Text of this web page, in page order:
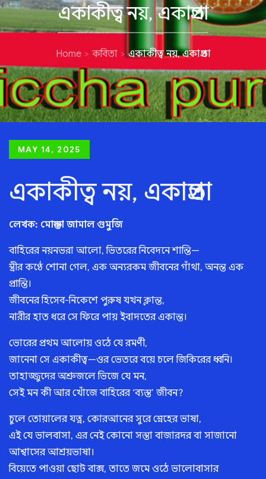
একাকীত্ব নয়, একাগ্রতা
Home কবিতা একাকীত্ব নয়, একাগ্রতা
Posted
MAY 14, 2025
একাকীত্ব নয়, একাগ্রতা
লেখক: মোস্তফা জামাল গুমুজি
বাহিরের নয়নভরা আলো, ভিতরের নিবেদনে শান্তি—
স্ত্রীর কণ্ঠে শোনা গেল, এক অন্যরকম জীবনের গাঁথা, অনন্ত এক
প্রান্তি।
জীবনের হিসেব-নিকেশে পুরুষ যখন ক্লান্ত,
নারীর হাত ধরে সে ফিরে পায় ইবাদতের একান্ত।
ভোরের প্রথম আলোয় ওঠে যে রমণী,
জানেনা সে একাকীত্ব—ওর ভেতরে বয়ে চলে জিকিরের ধ্বনি।
তাহাজ্জুদের অশ্রুজলে ভিজে যে মন,
সেই মন কী আর খোঁজে বাহিরের ‘ব্যস্ত’ জীবন?
চুলে তোয়ালের যত্ন, কোরআনের সুরে স্নেহের ভাষা,
এই যে ভালবাসা, এর নেই কোনো সস্তা বাজারদর বা সাজানো
আশ্বাসের আশ্রয়ভাষা।
বিয়েতে পাওয়া ছোট বাক্স, তাতে জমে ওঠে ভালোবাসার